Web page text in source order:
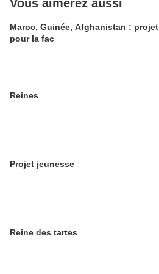
Vous aimerez aussi
Maroc, Guinée, Afghanistan : projet
pour la fac
Reines
Projet jeunesse
Reine des tartes